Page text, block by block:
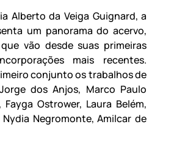
Alberto da Veiga Guignard, a
um panorama do acervo,
vão desde suas primeiras
mais recentes.
conjunto os trabalhos de
dos Anjos, Marco Paulo
Fayga Ostrower, Laura Belém,
Nydia Negromonte, Amilcar de